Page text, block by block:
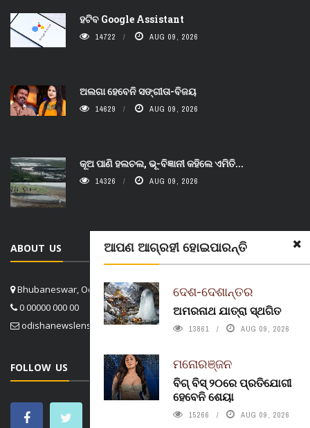
ଆପଣ ଆଗ୍ରହୀ ହୋଇପାରନ୍ତି
ଦେଶ-ଦେଶାନ୍ତର
ଅମରନାଥ ଯାତ୍ରା ସ୍ଥଗିତ
13861 AUG 09, 2026
ମନୋରଞ୍ଜନ
ବିଗ୍ ବିସ୍ ୨୦ରେ ପ୍ରତିଯୋଗୀ
ହେବେନି ଶେୟା
15266 AUG 09, 2026
ହଟିବ Google Assistant
14722 AUG 09, 2026
ଅଲଗା ହେବେନି ସଙ୍ଗୀତା-ବିଜୟ
14629 AUG 09, 2026
କୂଅ ପାଣି ହଲଚଲ, ଭୂ-ବିଜ୍ଞାନୀ କହିଲେ ଏମିତି...
14326 AUG 09, 2026
ABOUT US
Bhubaneswar, Odisha, India
0 00000 000 00
odishanewslens@gmail.com
FOLLOW US